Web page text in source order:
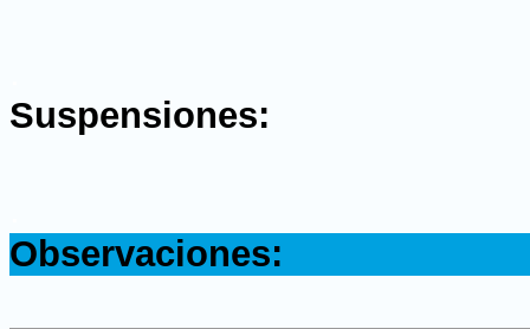
Suspensiones:
Observaciones: